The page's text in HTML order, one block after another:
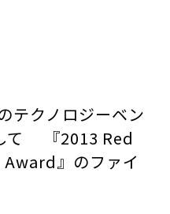
テクノロジーベン
て 『2013 Red
』のファイ